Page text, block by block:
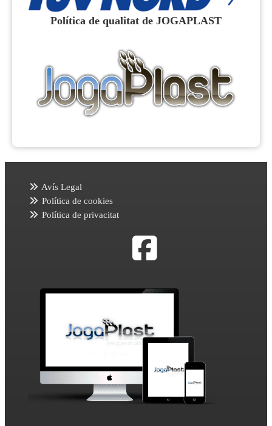
Política de qualitat de JOGAPLAST
Avís Legal
Política de cookies
Política de privacitat